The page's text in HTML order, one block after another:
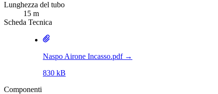
Lunghezza del tubo
15 m
Scheda Tecnica
Naspo Airone Incasso.pdf→
830 kB
Componenti